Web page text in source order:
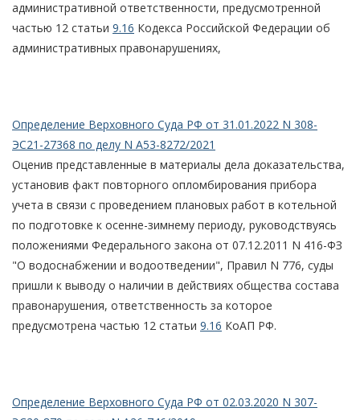
административной ответственности, предусмотренной
частью 12 статьи 9.16 Кодекса Российской Федерации об
административных правонарушениях,
Определение Верховного Суда РФ от 31.01.2022 N 308-
ЭС21-27368 по делу N А53-8272/2021
Оценив представленные в материалы дела доказательства,
установив факт повторного опломбирования прибора
учета в связи с проведением плановых работ в котельной
по подготовке к осенне-зимнему периоду, руководствуясь
положениями Федерального закона от 07.12.2011 N 416-ФЗ
"О водоснабжении и водоотведении", Правил N 776, суды
пришли к выводу о наличии в действиях общества состава
правонарушения, ответственность за которое
предусмотрена частью 12 статьи 9.16 КоАП РФ.
Определение Верховного Суда РФ от 02.03.2020 N 307-